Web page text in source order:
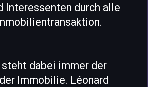
Interessenten durch alle
dabei immer der
Immobilie. Léonard